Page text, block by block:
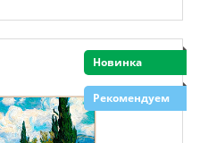
Новинка
Рекомендуем